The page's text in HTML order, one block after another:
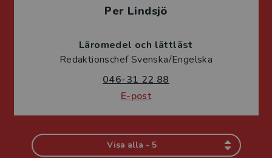
Per Lindsjö
Läromedel och lättläst
Redaktionschef Svenska/Engelska
046-31 22 88
E-post
Visa alla - 5